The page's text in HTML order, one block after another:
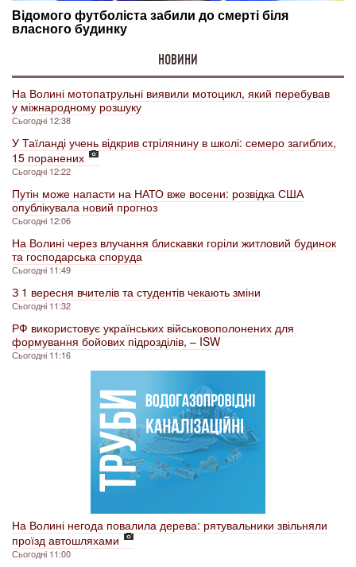
НОВИНИ
На Волині мотопатрульні виявили мотоцикл, який перебував
у міжнародному розшуку
Сьогодні 12:38
У Таїланді учень відкрив стрілянину в школі: семеро загиблих,
15 поранених
Сьогодні 12:22
Путін може напасти на НАТО вже восени: розвідка США
опублікувала новий прогноз
Сьогодні 12:06
На Волині через влучання блискавки горіли житловий будинок
та господарська споруда
Сьогодні 11:49
З 1 вересня вчителів та студентів чекають зміни
Сьогодні 11:32
РФ використовує українських військовополонених для
формування бойових підрозділів, – ISW
Сьогодні 11:16
На Волині негода повалила дерева: рятувальники звільняли
проїзд автошляхами
Сьогодні 11:00